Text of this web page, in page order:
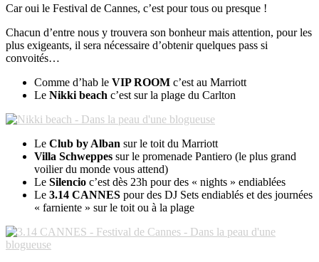
Car oui le Festival de Cannes, c’est pour tous ou presque !
Chacun d’entre nous y trouvera son bonheur mais attention, pour les
plus exigeants, il sera nécessaire d’obtenir quelques pass si
convoités…
Comme d’hab le VIP ROOM c’est au Marriott
Le Nikki beach c’est sur la plage du Carlton
Le Club by Alban sur le toit du Marriott
Villa Schweppes sur le promenade Pantiero (le plus grand
voilier du monde vous attend)
Le Silencio c’est dès 23h pour des « nights » endiablées
Le 3.14 CANNES pour des DJ Sets endiablés et des journées
« farniente » sur le toit ou à la plage